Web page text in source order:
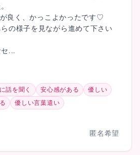
良く、かっこよかったです♡
の様子を見ながら進めて下さい
...
話を聞く 安心感がある
優しい
優しい言葉遣い
匿名希望